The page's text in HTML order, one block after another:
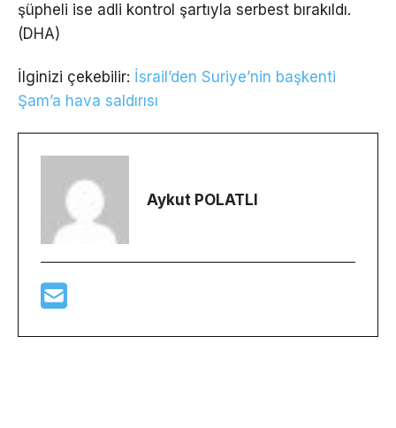
şüpheli ise adli kontrol şartıyla serbest bırakıldı.
(DHA)
İlginizi çekebilir: İsrail’den Suriye’nin başkenti
Şam’a hava saldırısı
Aykut POLATLI